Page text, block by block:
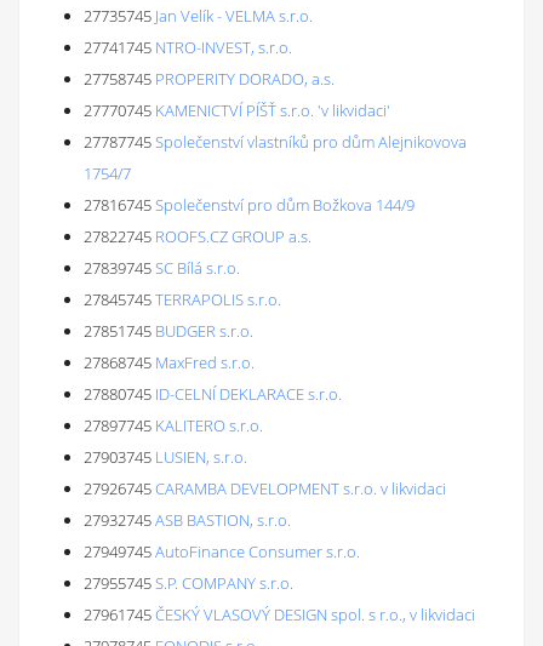
27735745 Jan Velík - VELMA s.r.o.
27741745 NTRO-INVEST, s.r.o.
27758745 PROPERITY DORADO, a.s.
27770745 KAMENICTVÍ PÍŠŤ s.r.o. 'v likvidaci'
27787745Společenství vlastníků pro dům Alejnikovova
1754/7
27816745Společenství pro dům Božkova 144/9
27822745 ROOFS.CZ GROUP a.s.
27839745SC Bílá s.r.o.
27845745TERRAPOLIS s.r.o.
27851745 BUDGER s.r.o.
27868745 MaxFred s.r.o.
27880745 ID-CELNÍ DEKLARACE s.r.o.
27897745 KALITERO s.r.o.
27903745 LUSIEN, s.r.o.
27926745CARAMBA DEVELOPMENT s.r.o. v likvidaci
27932745ASB BASTION, s.r.o.
27949745AutoFinance Consumer s.r.o.
27955745S.P. COMPANY s.r.o.
27961745ČESKÝ VLASOVÝ DESIGN spol. s r.o., v likvidaci